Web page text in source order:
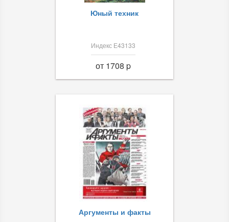
Юный техник
Индекс Е43133
от 1708 p
Аргументы и факты